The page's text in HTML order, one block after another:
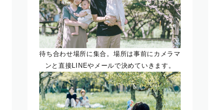
待ち合わせ場所に集合。場所は事前にカメラマ
ンと直接LINEやメールで決めていきます。